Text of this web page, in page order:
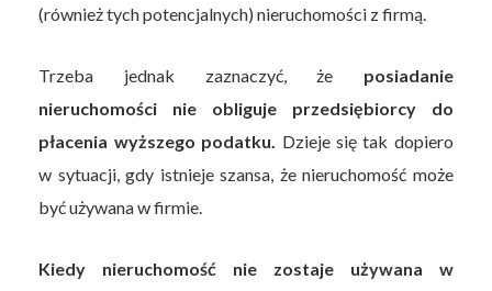
(również tych potencjalnych) nieruchomości z firmą.
Trzeba jednak zaznaczyć, że posiadanie
nieruchomości nie obliguje przedsiębiorcy do
płacenia wyższego podatku.
Dzieje się tak dopiero
w sytuacji, gdy istnieje szansa, że nieruchomość może
być używana w firmie.
Kiedy nieruchomość nie zostaje używana w